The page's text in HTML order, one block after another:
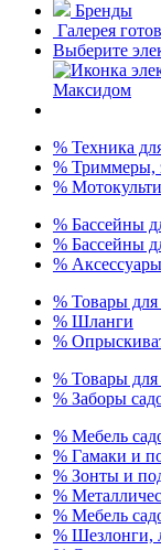
Бренды
Галерея
Выберите
% Техника
% Триммеры,
%
% Бассейны
% Бассейны
%
% Товары
% Шланги
%
% Товары для
% Заборы
% Мебель
% Гамаки и
% Зонты и
%
% Мебель
% Шезлонги,